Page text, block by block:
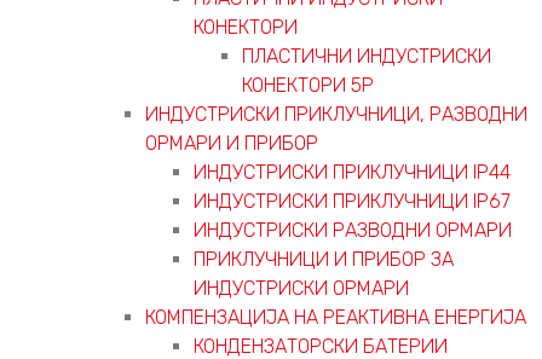
КОНЕКТОРИ
ПЛАСТИЧНИ ИНДУСТРИСКИ
КОНЕКТОРИ 5P
ИНДУСТРИСКИ ПРИКЛУЧНИЦИ, РАЗВОДНИ
ОРМАРИ И ПРИБОР
ИНДУСТРИСКИ ПРИКЛУЧНИЦИ IP44
ИНДУСТРИСКИ ПРИКЛУЧНИЦИ IP67
ИНДУСТРИСКИ РАЗВОДНИ ОРМАРИ
ПРИКЛУЧНИЦИ И ПРИБОР ЗА
ИНДУСТРИСКИ ОРМАРИ
КОМПЕНЗАЦИЈА НА РЕАКТИВНА ЕНЕРГИЈА
КОНДЕНЗАТОРСКИ БАТЕРИИ